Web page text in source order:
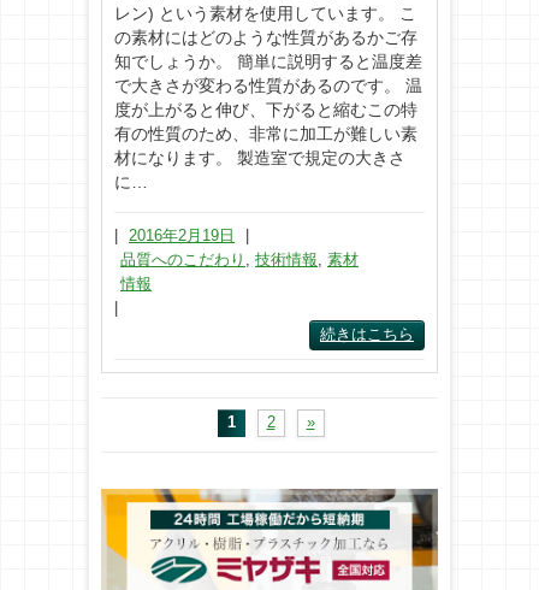
レン) という素材を使用しています。 こ
の素材にはどのような性質があるかご存
知でしょうか。 簡単に説明すると温度差
で大きさが変わる性質があるのです。 温
度が上がると伸び、下がると縮むこの特
有の性質のため、非常に加工が難しい素
材になります。 製造室で規定の大きさ
に…
| 2016年2月19日
|
品質へのこだわり
技術情報 素材
情報
|
続きはこちら
1 2 »